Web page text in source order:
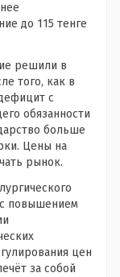
до 115 тенге
решили в
того, как в
с
обязанности
больше
Цены на
рынок.
с повышением
цен
за собой